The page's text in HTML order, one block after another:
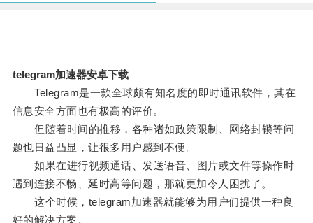
telegram加速器安卓下载
Telegram是一款全球颇有知名度的即时通讯软件，其在
信息安全方面也有极高的评价。
但随着时间的推移，各种诸如政策限制、网络封锁等问
题也日益凸显，让很多用户感到不便。
如果在进行视频通话、发送语音、图片或文件等操作时
遇到连接不畅、延时高等问题，那就更加令人困扰了。
这个时候，telegram加速器就能够为用户们提供一种良
好的解决方案。